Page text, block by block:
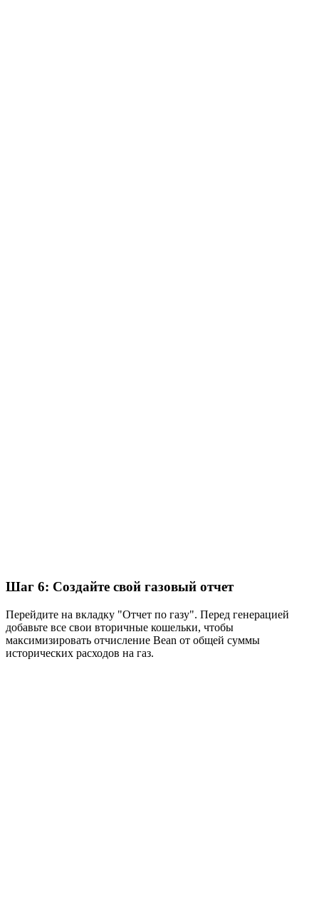
Шаг 6: Создайте свой газовый отчет
Перейдите на вкладку "Отчет по газу". Перед генерацией
добавьте все свои вторичные кошельки, чтобы
максимизировать отчисление Bean от общей суммы
исторических расходов на газ.